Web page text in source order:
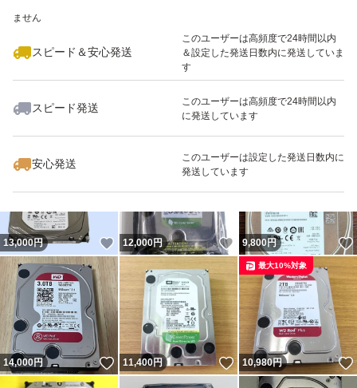
ません
スピード＆安心発送
このユーザーは高頻度で24時間以内
＆設定した発送日数内に発送していま
す
スピード発送
このユーザーは高頻度で24時間以内
に発送しています
安心発送
このユーザーは設定した発送日数内に
発送しています
いいね！
9,999
13,000円 いいね！
12,000円 いいね！
9,800円
14,000円 いいね！
11,400円 いいね！
10,980円
最大10%対象